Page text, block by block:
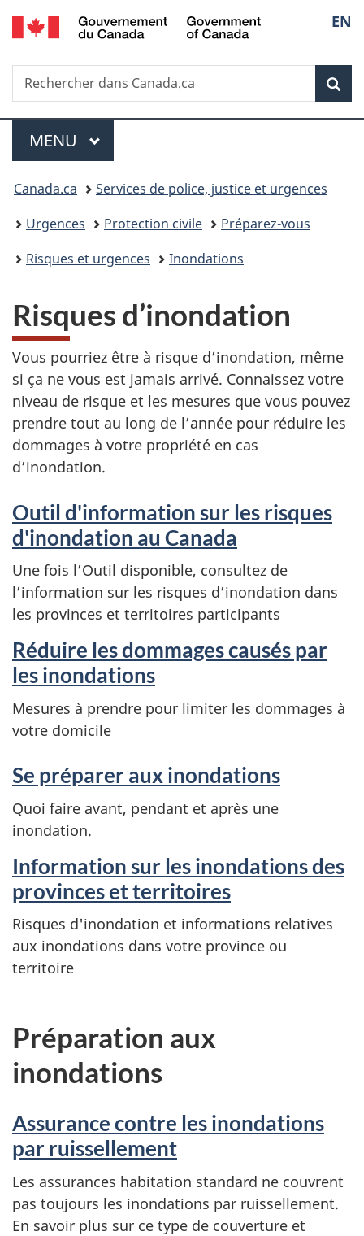
Passer
au
principal
Passer
à
Au
du
Passer
à
version
simplifiée
de
la
EN
Recherche
Rechercher
dans
Menu
MENU PRINCIPAL
Vous
êtes
ici :
Canada.ca
Services de police, justice et urgences
Urgences
Protection civile
Préparez-vous
Risques et urgences
Inondations
Risques d’inondation
Vous pourriez être à risque d’inondation, même
si ça ne vous est jamais arrivé. Connaissez votre
niveau de risque et les mesures que vous pouvez
prendre tout au long de l’année pour réduire les
dommages à votre propriété en cas
d’inondation.
Outil d'information sur les risques
d'inondation au Canada
Une fois l’Outil disponible, consultez de
l’information sur les risques d’inondation dans
les provinces et territoires participants
Réduire les dommages causés par
les inondations
Mesures à prendre pour limiter les dommages à
votre domicile
Se préparer aux inondations
Quoi faire avant, pendant et après une
inondation.
Information sur les inondations des
provinces et territoires
Risques d'inondation et informations relatives
aux inondations dans votre province ou
territoire
Préparation aux
inondations
Assurance contre les inondations
par ruissellement
Les assurances habitation standard ne couvrent
pas toujours les inondations par ruissellement.
En savoir plus sur ce type de couverture et